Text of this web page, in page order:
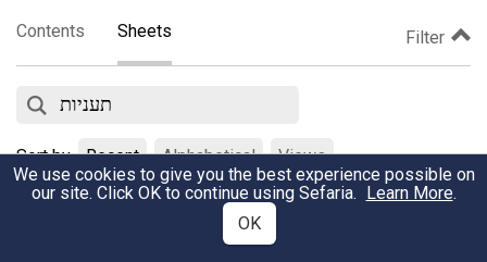
Contents Sheets Filter
Sort by Recent Alphabetical Views
תהלים מד-מח: 'אלוהים, קשה לפעמים לתפוס ולעכל מה שהברואים
We use cookies to give you the best experience possible on
our site. Click OK to continue using Sefaria. Learn More.
OK